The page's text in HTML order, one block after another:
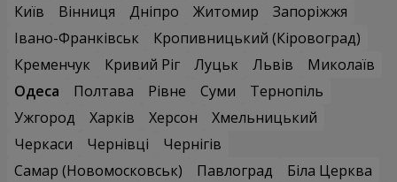
Київ
Вінниця Дніпро Житомир
Запоріжжя
Івано-Франківськ
Кропивницький (Кіровоград)
Кременчук
Кривий Ріг Луцьк Львів
Миколаїв
Одеса
Полтава Рівне Суми
Тернопіль
Ужгород
Харків Херсон
Хмельницький
Черкаси
Чернівці
Чернігів
Самар (Новомосковськ)
Павлоград
Біла Церква